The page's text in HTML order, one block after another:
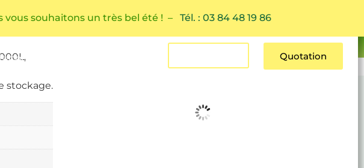
vous souhaitons un très bel été ! – Tél. : 03 84 48 19 86
Quotation
stockage.